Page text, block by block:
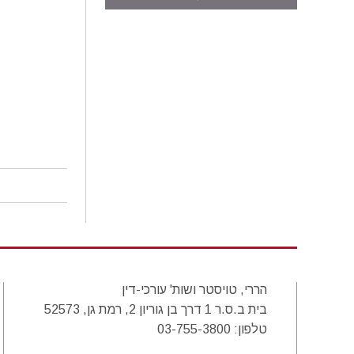
הררי, טויסטר ושות' עורכי-דין
בית ב.ס.ר 1 דרך בן גוריון 2, רמת גן, 52573
טלפון: 03-755-3800